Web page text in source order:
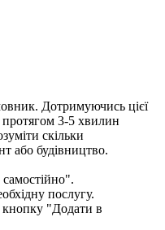
Дотримуючись цієї
протягом 3-5 хвилин
скільки
або будівництво.
послугу.
кнопку "Додати в